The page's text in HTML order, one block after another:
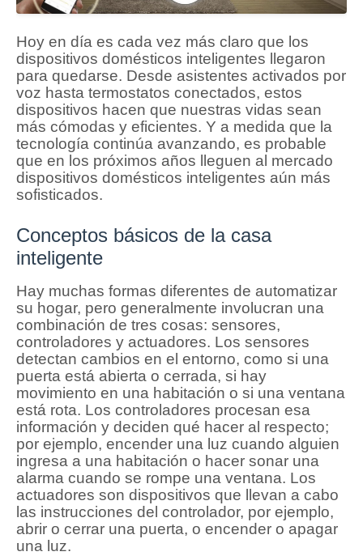
Hoy en día es cada vez más claro que los
dispositivos domésticos inteligentes llegaron
para quedarse. Desde asistentes activados por
voz hasta termostatos conectados, estos
dispositivos hacen que nuestras vidas sean
más cómodas y eficientes. Y a medida que la
tecnología continúa avanzando, es probable
que en los próximos años lleguen al mercado
dispositivos domésticos inteligentes aún más
sofisticados.
Conceptos básicos de la casa
inteligente
Hay muchas formas diferentes de automatizar
su hogar, pero generalmente involucran una
combinación de tres cosas: sensores,
controladores y actuadores. Los sensores
detectan cambios en el entorno, como si una
puerta está abierta o cerrada, si hay
movimiento en una habitación o si una ventana
está rota. Los controladores procesan esa
información y deciden qué hacer al respecto;
por ejemplo, encender una luz cuando alguien
ingresa a una habitación o hacer sonar una
alarma cuando se rompe una ventana. Los
actuadores son dispositivos que llevan a cabo
las instrucciones del controlador, por ejemplo,
abrir o cerrar una puerta, o encender o apagar
una luz.